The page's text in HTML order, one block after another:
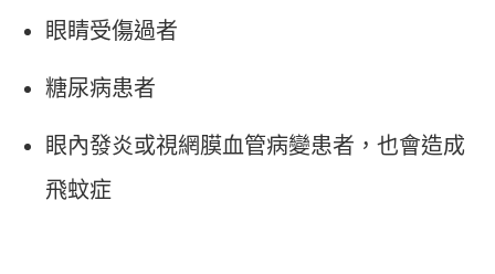
眼睛受傷過者
糖尿病患者
眼內發炎或視網膜血管病變患者，也會造成
飛蚊症